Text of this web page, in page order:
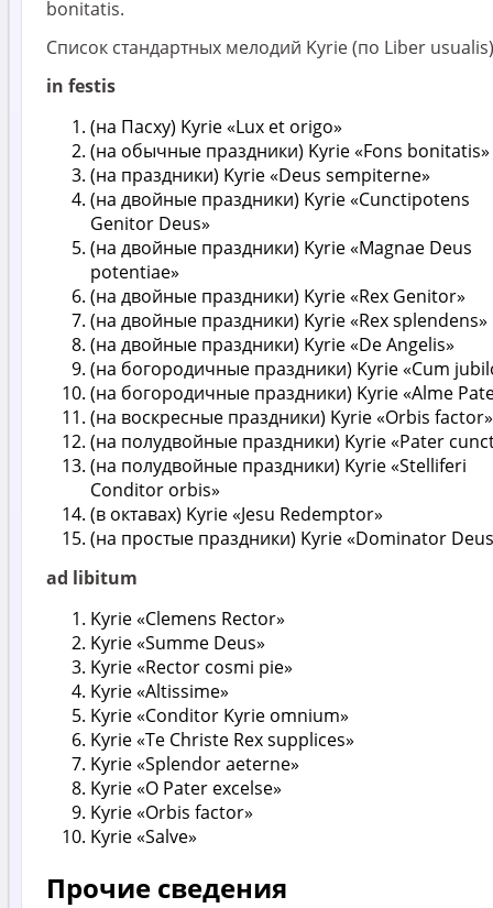
bonitatis.
Список стандартных мелодий Kyrie (по Liber usualis)
in festis
(на Пасху) Kyrie «Lux et origo»
(на обычные праздники) Kyrie «Fons bonitatis»
(на праздники) Kyrie «Deus sempiterne»
(на двойные праздники) Kyrie «Cunctipotens
Genitor Deus»
(на двойные праздники) Kyrie «Magnae Deus
potentiae»
(на двойные праздники) Kyrie «Rex Genitor»
(на двойные праздники) Kyrie «Rex splendens»
(на двойные праздники) Kyrie «De Angelis»
(на богородичные праздники) Kyrie «Cum
(на богородичные праздники) Kyrie «Alme
(на воскресные праздники) Kyrie «Orbis factor»
(на полудвойные праздники) Kyrie «Pater
(на полудвойные праздники) Kyrie «Stelliferi
Conditor orbis»
(в октавах) Kyrie «Jesu Redemptor»
(на простые праздники) Kyrie «Dominator
ad libitum
Kyrie «Clemens Rector»
Kyrie «Summe Deus»
Kyrie «Rector cosmi pie»
Kyrie «Altissime»
Kyrie «Conditor Kyrie omnium»
Kyrie «Te Christe Rex supplices»
Kyrie «Splendor aeterne»
Kyrie «O Pater excelse»
Kyrie «Orbis factor»
Kyrie «Salve»
Прочие сведения